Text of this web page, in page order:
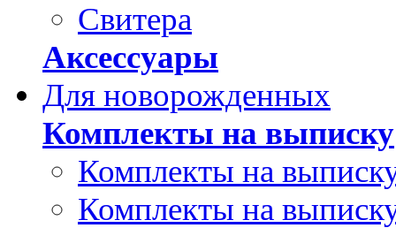
Свитера
Аксессуары
Для новорожденных
Комплекты на выписку
Комплекты на
Комплекты на